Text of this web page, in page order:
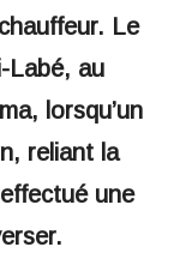
Le
Labé, au
lorsqu’un
reliant la
une